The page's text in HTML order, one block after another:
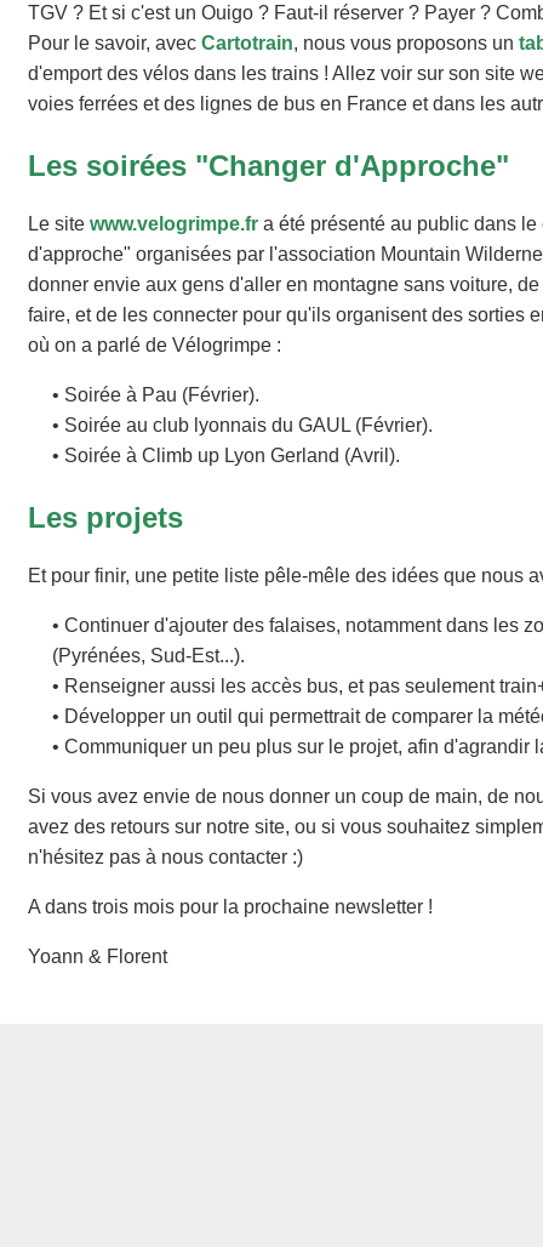
TGV ? Et si c'est un Ouigo ? Faut-il réserver ? Payer ?
Pour le savoir, avec Cartotrain, nous vous proposons un
d'emport des vélos dans les trains ! Allez voir sur son site
voies ferrées et des lignes de bus en France et dans les
Les soirées "Changer d'Approche"
Le site www.velogrimpe.fr a été présenté au public dans
d'approche" organisées par l'association Mountain
donner envie aux gens d'aller en montagne sans voiture,
faire, et de les connecter pour qu'ils organisent des sorties
où on a parlé de Vélogrimpe :
• Soirée à Pau (Février).
• Soirée au club lyonnais du GAUL (Février).
• Soirée à Climb up Lyon Gerland (Avril).
Les projets
Et pour finir, une petite liste pêle-mêle des idées que nous
• Continuer d'ajouter des falaises, notamment dans les
(Pyrénées, Sud-Est...).
• Renseigner aussi les accès bus, et pas seulement
• Développer un outil qui permettrait de comparer la
• Communiquer un peu plus sur le projet, afin d'agrandir
Si vous avez envie de nous donner un coup de main, de
avez des retours sur notre site, ou si vous souhaitez
n'hésitez pas à nous contacter :)
A dans trois mois pour la prochaine newsletter !
Yoann & Florent